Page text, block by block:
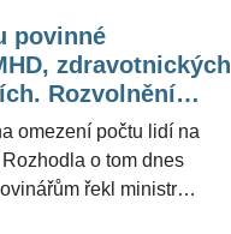
mírnější vlny covidu-19.
epidemiolog Roman
jak ohledně rozvolnění
varianty koronaviru.
povinné
zdravotnických
Rozvolnění
Prymula
omezení počtu lidí na
o tom dnes
řekl ministr